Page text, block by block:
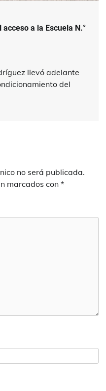
a la Escuela N.°
llevó adelante
del
no será publicada.
marcados con *